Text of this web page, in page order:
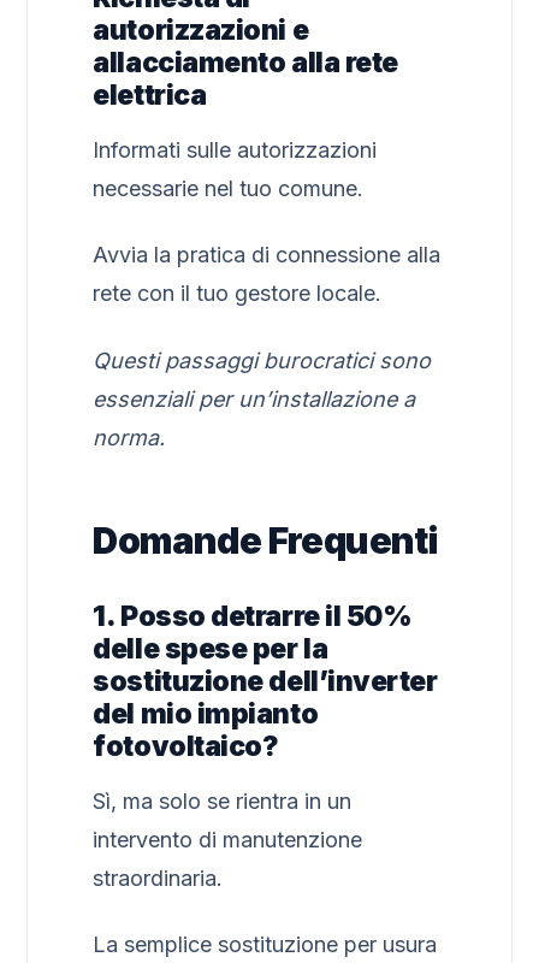
autorizzazioni e
allacciamento alla rete
elettrica
Informati sulle autorizzazioni
necessarie nel tuo comune.
Avvia la pratica di connessione alla
rete con il tuo gestore locale.
Questi passaggi burocratici sono
essenziali per un’installazione a
norma.
Domande Frequenti
1. Posso detrarre il 50%
delle spese per la
sostituzione dell’inverter
del mio impianto
fotovoltaico?
Sì, ma solo se rientra in un
intervento di manutenzione
straordinaria.
La semplice sostituzione per usura